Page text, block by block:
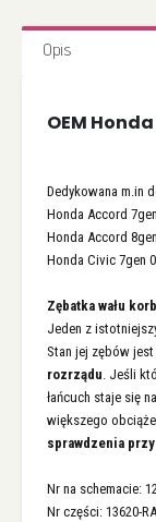
Opis
OEM
Dedykowana m.in
Honda Accord
Honda Accord
Honda Civic 7gen
Zębatka wału
Jeden z
Stan jej zębów
rozrządu . Jeśli
łańcuch staje się
większego
sprawdzenia
Nr na schemacie: 12
Nr części: 13620-